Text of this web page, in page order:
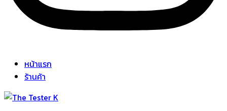
หน้าแรก
ร้านค้า